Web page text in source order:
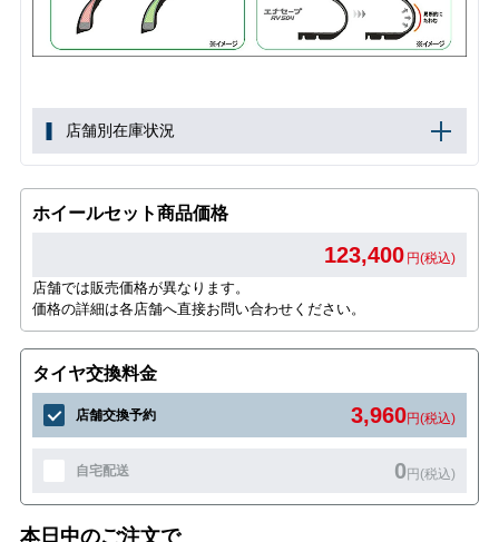
店舗別在庫状況
ホイールセット商品価格
123,400 円(税込)
店舗では販売価格が異なります。
価格の詳細は各店舗へ直接お問い合わせください。
タイヤ交換料金
店舗交換予約 3,960円(税込)
自宅配送 0円(税込)
本日中のご注文で